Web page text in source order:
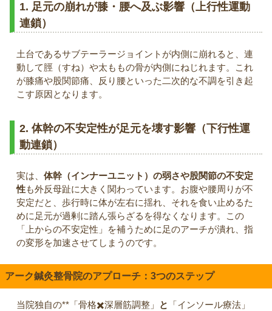
1. 足元の崩れが膝・腰へ及ぶ影響（上行性運動
連鎖）
土台であるサブテーラージョイントが内側に崩れると、連
動して脛（すね）や太ももの骨が内側にねじれます。これ
が膝痛や股関節痛、反り腰といった二次的な不調を引き起
こす原因となります。
2. 体幹の不安定性が足元を壊す影響（下行性運
動連鎖）
実は、 体幹（インナーユニット）の弱さや股関節の不安定
性も外反母趾に大きく関わっています。お腹や腰周りが不
安定だと、歩行時に体が左右に揺れ、それを食い止めるた
めに足元が過剰に踏ん張らざるを得なくなります。この
「上からの不安定性」を補うために足のアーチが潰れ、指
の変形を加速させてしまうのです。
アーク鍼灸整骨院のアプローチ：3つのステップ
当院独自の**「骨格✖️深層筋調整」 と
「インソール療法」